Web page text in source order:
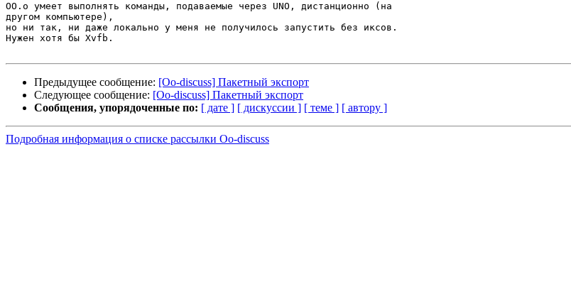
OO.o умеет выполнять команды, подаваемые через UNO, дистанционно (на
другом компьютере),
но ни так, ни даже локально у меня не получилось запустить без иксов.
Нужен хотя бы Xvfb.
Предыдущее сообщение: [Oo-discuss] Пакетный экспорт
Следующее сообщение: [Oo-discuss] Пакетный экспорт
Сообщения, упорядоченные по: [ дате ] [ дискуссии ] [ теме ] [ автору ]
Подробная информация о списке рассылки Oo-discuss